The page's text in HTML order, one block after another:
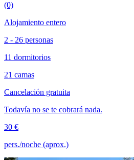
(0)
Alojamiento entero
2 - 26 personas
11 dormitorios
21 camas
Cancelación gratuita
Todavía no se te cobrará nada.
30 €
pers./noche (aprox.)